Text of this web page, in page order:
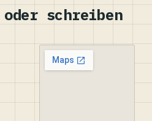
oder schreiben